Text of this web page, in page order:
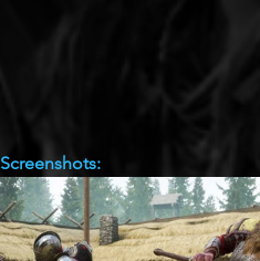
Screenshots: